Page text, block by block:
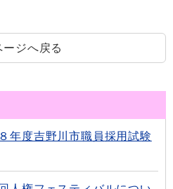
ジへ戻る
年度吉野川市職員採用試験